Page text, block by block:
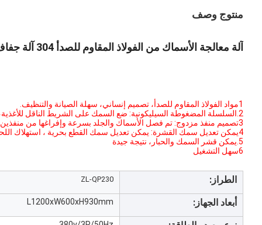
منتوج وصف
آلة معالجة الأسماك من الفولاذ المقاوم للصدأ 304 آلة جفاف السلطعون عالية الجودة
1مواد الفولاذ المقاوم للصدأ، تصميم إنساني، سهلة الصيانة والتنظيف.
2.السلسلة المضغوطة السيليكونية: ضع السمك على الشريط الناقل للأغذية، ويمكن إصلاح المادة بسهولة وبأمان دون أيدي في عملية القشرة.
3تصميم منفذ مزدوج: تم فصل الأسماك والجلد بسرعة وإفراغها من منفذين مختلفين ، والعمل الفعال وتوفير الوقت.
4يمكن تعديل سمك القشرة: يمكن تعديل سمك القطع بحرية ، استهلاك اللحوم المواد صغيرة ، ومعدل القشرة مرتفع ، والمظهر النظيف والسلس
5.يمكن قشر السمك والحبار، نتيجة جيدة
6سهل التشغيل
الطراز: ZL-QP230
أبعاد الجهاز: L1200xW600xH930mm